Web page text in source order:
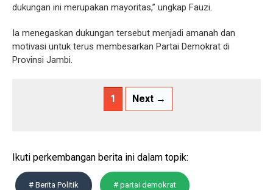
dukungan ini merupakan mayoritas,” ungkap Fauzi.
Ia menegaskan dukungan tersebut menjadi amanah dan
motivasi untuk terus membesarkan Partai Demokrat di
Provinsi Jambi.
1 Next →
Ikuti perkembangan berita ini dalam topik:
# Berita Politik # partai demokrat